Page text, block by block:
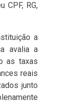
CPF, RG,
a
avalia a
as taxas
reais
junto